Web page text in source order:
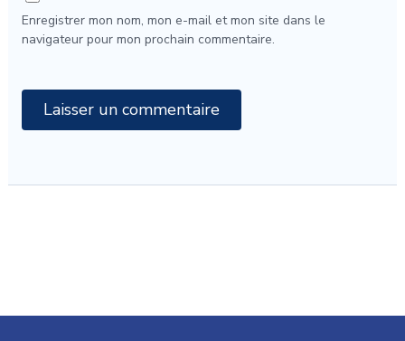
Enregistrer mon nom, mon e-mail et mon site dans le
navigateur pour mon prochain commentaire.